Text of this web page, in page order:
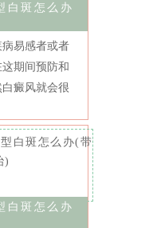
白斑怎么办
易感者或者
期间预防和
癜风就会很
白斑怎么办